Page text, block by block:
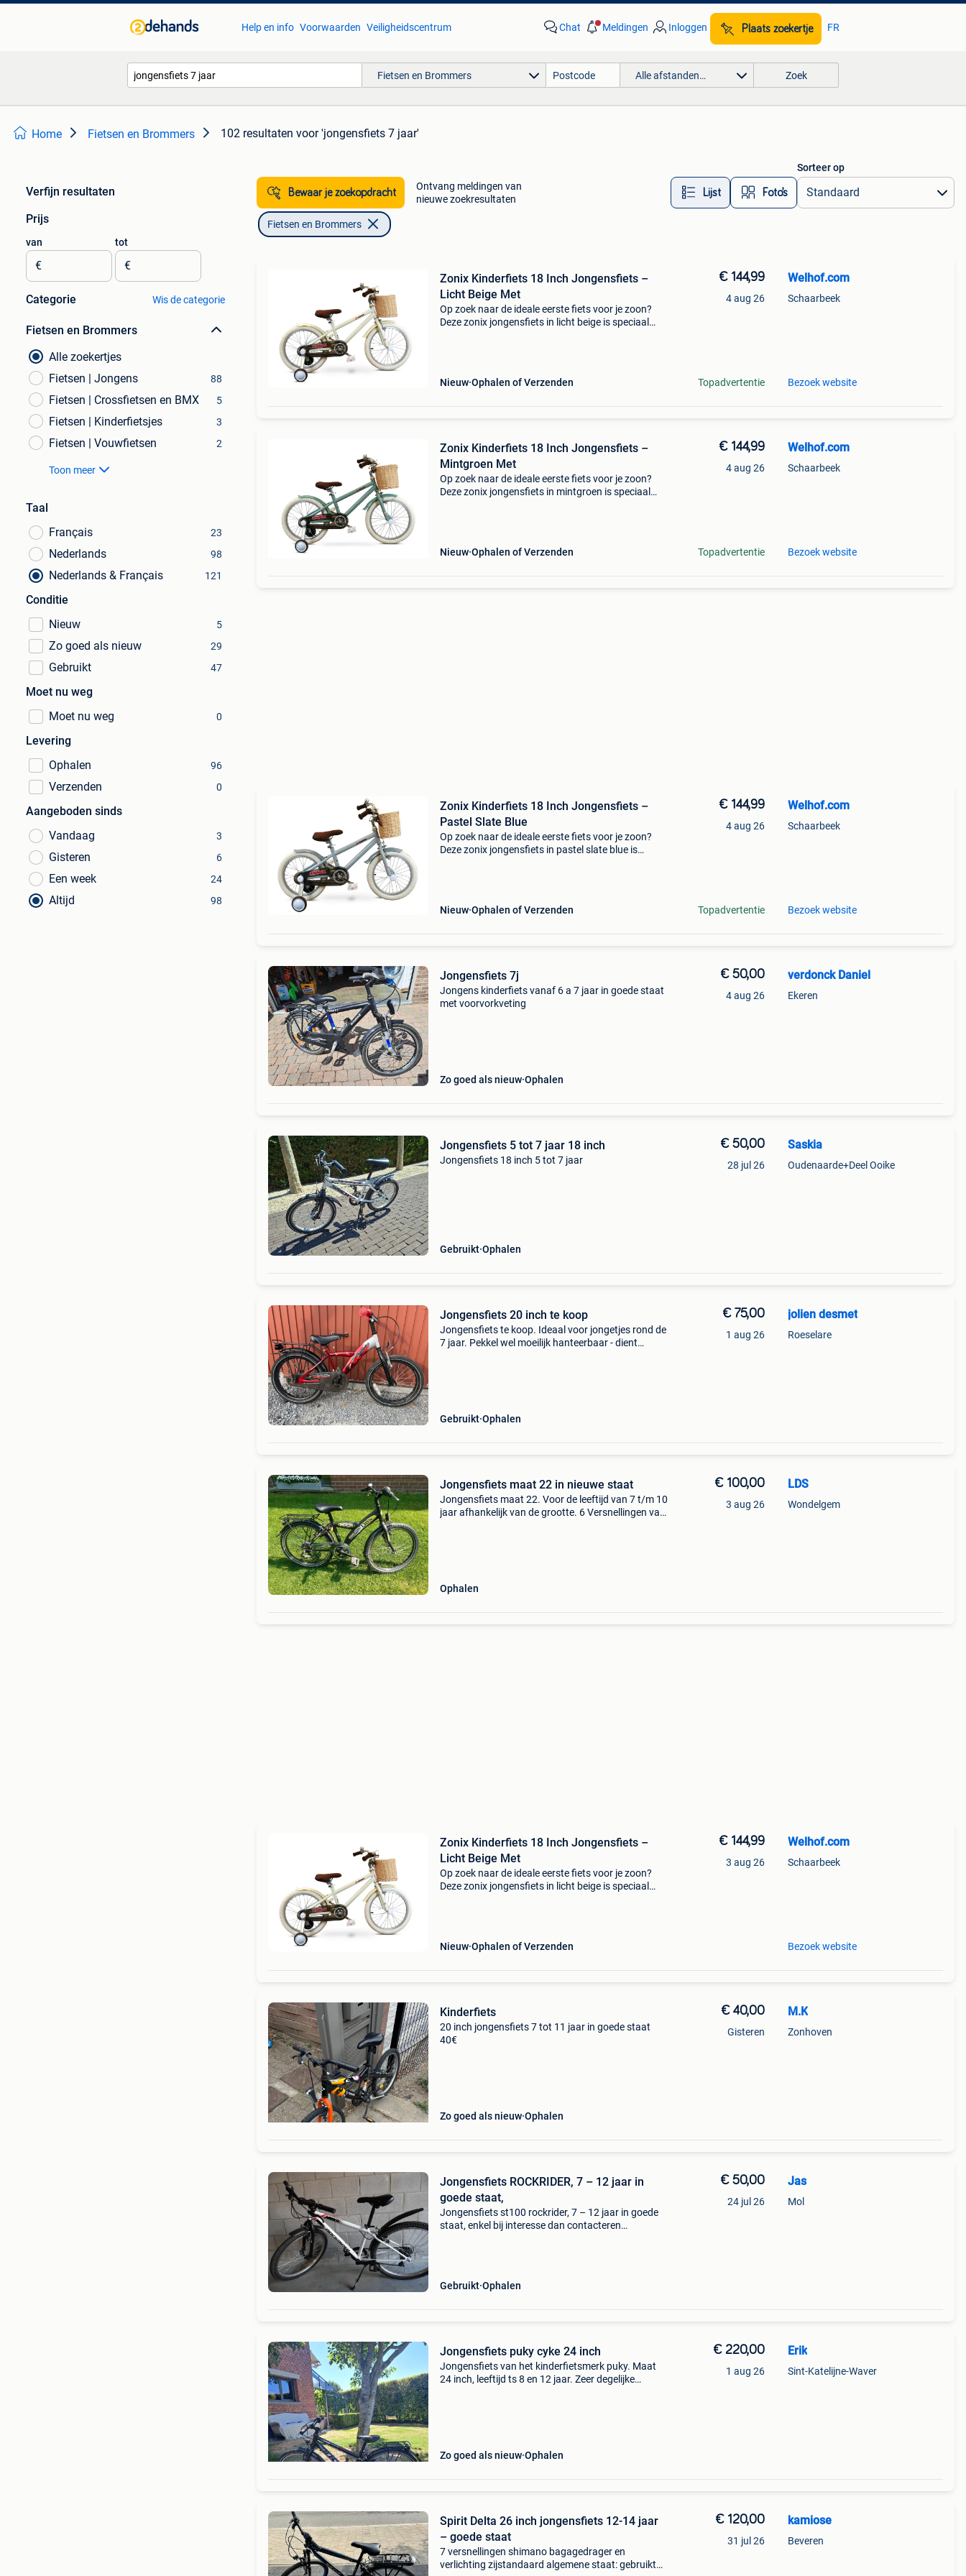
Help en info Voorwaarden Veiligheidscentrum Chat Meldingen Inloggen Plaats zoekertje FR
Fietsen en Brommers Alle afstanden… Zoek
Home Fietsen en Brommers 102 resultaten voor 'jongensfiets 7 jaar'
Verfijn resultaten
Prijs
van
€
tot
€
Categorie Wis de categorie
Fietsen en Brommers
Alle zoekertjes
Fietsen | Jongens
88
Fietsen | Crossfietsen en BMX 5
Fietsen | Kinderfietsjes 3
Fietsen | Vouwfietsen 2
Toon meer
Taal
Français
23
Nederlands 98
Nederlands & Français 121
Conditie
Nieuw
5
Zo goed als nieuw 29
Gebruikt 47
Moet nu weg
Moet nu weg
0
Levering
Ophalen
96
Verzenden 0
Aangeboden sinds
Vandaag
3
Gisteren 6
Een week 24
Altijd 98
Bewaar je zoekopdracht
Ontvang meldingen van
nieuwe zoekresultaten
Lijst Foto’s
Sorteer op
Fietsen en Brommers
Zonix Kinderfiets 18 Inch Jongensfiets –
Licht Beige Met
Op zoek naar de ideale eerste fiets voor je zoon?
Deze zonix jongensfiets in licht beige is speciaal
Nieuw Ophalen of Verzenden
€ 144,99
4 aug 26
Topadvertentie
Welhof.com
Schaarbeek
Bezoek website
Zonix Kinderfiets 18 Inch Jongensfiets –
Mintgroen Met
Op zoek naar de ideale eerste fiets voor je zoon?
Deze zonix jongensfiets in mintgroen is speciaal
Nieuw Ophalen of Verzenden
€ 144,99
4 aug 26
Topadvertentie
Welhof.com
Schaarbeek
Bezoek website
Zonix Kinderfiets 18 Inch Jongensfiets –
Pastel Slate Blue
Op zoek naar de ideale eerste fiets voor je zoon?
Deze zonix jongensfiets in pastel slate blue is
Nieuw Ophalen of Verzenden
€ 144,99
4 aug 26
Topadvertentie
Welhof.com
Schaarbeek
Bezoek website
Jongensfiets 7j
Jongens kinderfiets vanaf 6 a 7 jaar in goede staat
met voorvorkveting
Zo goed als nieuw Ophalen
€ 50,00
4 aug 26
verdonck Daniel
Ekeren
Jongensfiets 5 tot 7 jaar 18 inch
Jongensfiets 18 inch 5 tot 7 jaar
Gebruikt Ophalen
€ 50,00
28 jul 26
Saskia
Oudenaarde+Deel Ooike
Jongensfiets 20 inch te koop
Jongensfiets te koop. Ideaal voor jongetjes rond de
7 jaar. Pekkel wel moeilijk hanteerbaar - dient
Gebruikt Ophalen
€ 75,00
1 aug 26
jolien desmet
Roeselare
Jongensfiets maat 22 in nieuwe staat
Jongensfiets maat 22. Voor de leeftijd van 7 t/m 10
jaar afhankelijk van de grootte. 6 Versnellingen van
Ophalen
€ 100,00
3 aug 26
LDS
Wondelgem
Zonix Kinderfiets 18 Inch Jongensfiets –
Licht Beige Met
Op zoek naar de ideale eerste fiets voor je zoon?
Deze zonix jongensfiets in licht beige is speciaal
Nieuw Ophalen of Verzenden
€ 144,99
3 aug 26
Welhof.com
Schaarbeek
Bezoek website
Kinderfiets
20 inch jongensfiets 7 tot 11 jaar in goede staat
40€
Zo goed als nieuw Ophalen
€ 40,00
Gisteren
M.K
Zonhoven
Jongensfiets ROCKRIDER, 7 – 12 jaar in
goede staat,
Jongensfiets st100 rockrider, 7 – 12 jaar in goede
staat, enkel bij interesse dan contacteren
Gebruikt Ophalen
€ 50,00
24 jul 26
Jas
Mol
Jongensfiets puky cyke 24 inch
Jongensfiets van het kinderfietsmerk puky. Maat
24 inch, leeftijd ts 8 en 12 jaar. Zeer degelijke
Zo goed als nieuw Ophalen
€ 220,00
1 aug 26
Erik
Sint-Katelijne-Waver
Spirit Delta 26 inch jongensfiets 12-14 jaar
– goede staat
7 versnellingen shimano bagagedrager en
verlichting zijstandaard algemene staat: gebruikt
€ 120,00
31 jul 26
kamiose
Beveren